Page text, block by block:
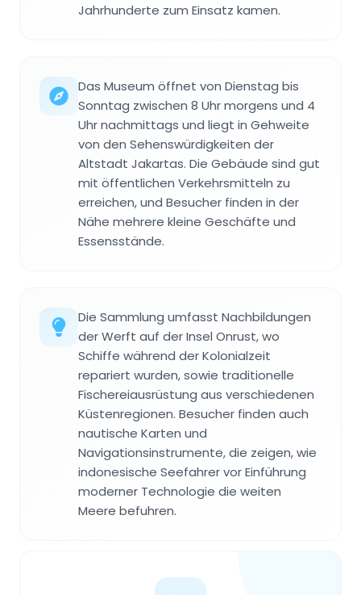
Jahrhunderte zum Einsatz kamen.
Das Museum öffnet von Dienstag bis
Sonntag zwischen 8 Uhr morgens und 4
Uhr nachmittags und liegt in Gehweite
von den Sehenswürdigkeiten der
Altstadt Jakartas. Die Gebäude sind gut
mit öffentlichen Verkehrsmitteln zu
erreichen, und Besucher finden in der
Nähe mehrere kleine Geschäfte und
Essensstände.
Die Sammlung umfasst Nachbildungen
der Werft auf der Insel Onrust, wo
Schiffe während der Kolonialzeit
repariert wurden, sowie traditionelle
Fischereiausrüstung aus verschiedenen
Küstenregionen. Besucher finden auch
nautische Karten und
Navigationsinstrumente, die zeigen, wie
indonesische Seefahrer vor Einführung
moderner Technologie die weiten
Meere befuhren.